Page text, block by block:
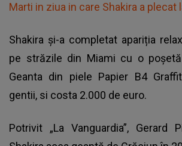
Marti in ziua in care Shakira a plecat
Shakira și-a completat apariția
pe străzile din Miami cu o poșetă
Geanta din piele Papier B4
gentii, si costa 2.000 de euro.
Potrivit „La Vanguardia”,